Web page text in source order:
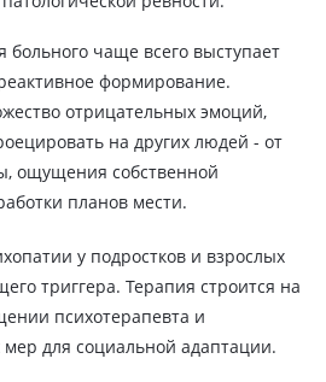
чаще всего выступает
формирование.
отрицательных эмоций,
на других людей - от
ощущения собственной
планов мести.
у подростков и взрослых
триггера. Терапия строится на
психотерапевта и
для социальной адаптации.